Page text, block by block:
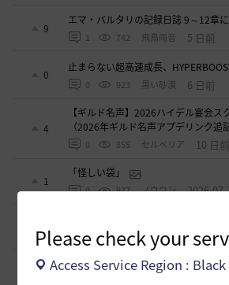
Please check your
Access Service Region :
9
エマ・バルタリの記録日誌 9～12章
1 742 飛鳥雨音 5 日前
0
止まらない超高速成長、
0 923 黒い砂漠 6 日前
4
【ギルド名声】2026ハイデル宴会ス
（2026年ギルド名声アプデリンク追記
0 855 セルベリア 10 日前
1
「怪しい袋」
0 977 ノウワン
2
2 894 倉庫の 2026.07.24
週間イベントについて